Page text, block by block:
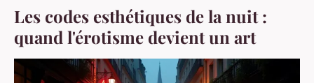
Les codes esthétiques de la nuit :
quand l'érotisme devient un art